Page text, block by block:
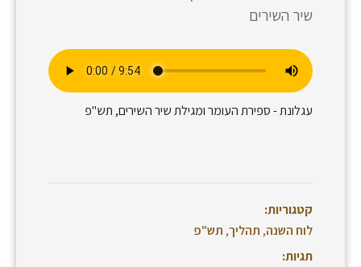
שיר השירים
עגלונת - ספירת העומר ומגילת שיר השירים, תש"פ
קטגוריות:
לוח השנה, תהליך, תש"פ
תגיות: